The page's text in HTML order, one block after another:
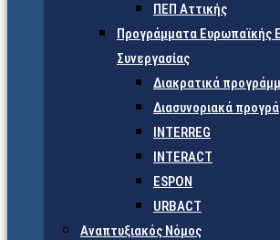
ΠΕΠ Αττικής
Προγράμματα Ευρωπαϊκής
Συνεργασίας
Διακρατικά
Διασυνοριακά
INTERREG
INTERACT
ESPON
URBACT
Αναπτυξιακός Νόμος